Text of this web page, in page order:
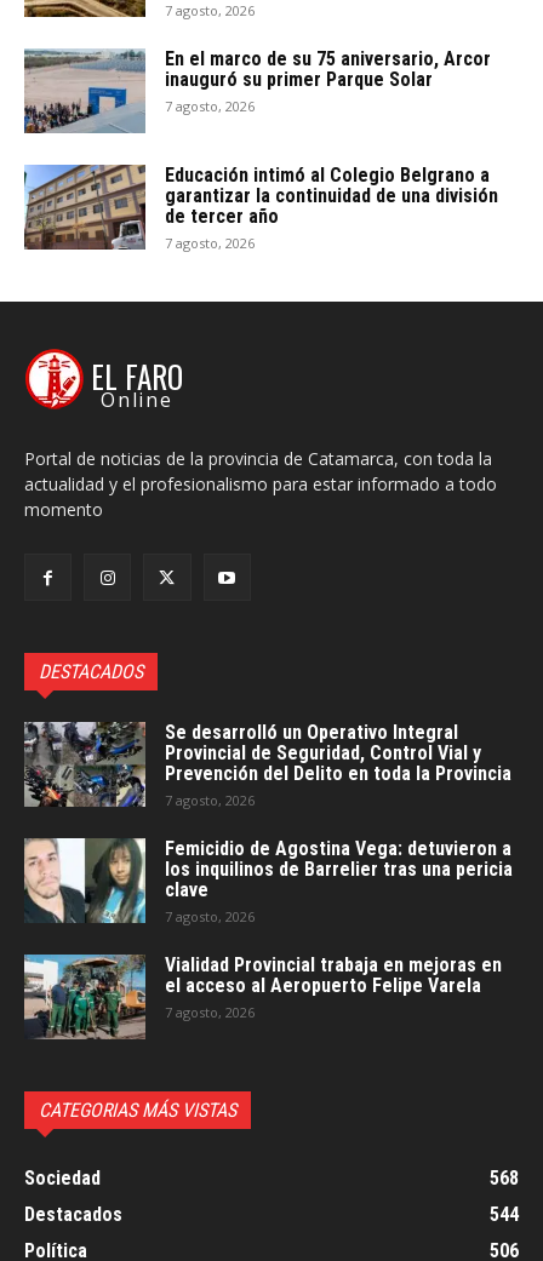
7 agosto, 2026
En el marco de su 75 aniversario, Arcor
inauguró su primer Parque Solar
7 agosto, 2026
Educación intimó al Colegio Belgrano a
garantizar la continuidad de una división
de tercer año
7 agosto, 2026
EL FARO
Online
Portal de noticias de la provincia de Catamarca, con toda la
actualidad y el profesionalismo para estar informado a todo
momento
DESTACADOS
Se desarrolló un Operativo Integral
Provincial de Seguridad, Control Vial y
Prevención del Delito en toda la Provincia
7 agosto, 2026
Femicidio de Agostina Vega: detuvieron a
los inquilinos de Barrelier tras una pericia
clave
7 agosto, 2026
Vialidad Provincial trabaja en mejoras en
el acceso al Aeropuerto Felipe Varela
7 agosto, 2026
CATEGORIAS MÁS VISTAS
Sociedad
568
Destacados
544
Política
506